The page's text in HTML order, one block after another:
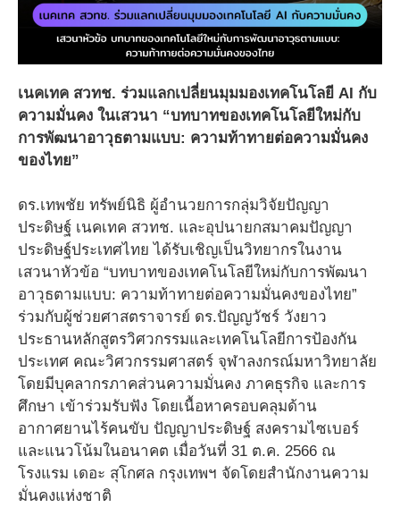
เนคเทค สวทช. ร่วมแลกเปลี่ยนมุมมองเทคโนโลยี AI กับ
ความมั่นคง ในเสวนา “บทบาทของเทคโนโลยีใหม่กับ
การพัฒนาอาวุธตามแบบ: ความท้าทายต่อความมั่นคง
ของไทย”
ดร.เทพชัย ทรัพย์นิธิ ผู้อำนวยการกลุ่มวิจัยปัญญา
ประดิษฐ์ เนคเทค สวทช. และอุปนายกสมาคมปัญญา
ประดิษฐ์ประเทศไทย ได้รับเชิญเป็นวิทยากรในงาน
เสวนาหัวข้อ “บทบาทของเทคโนโลยีใหม่กับการพัฒนา
อาวุธตามแบบ: ความท้าทายต่อความมั่นคงของไทย”
ร่วมกับผู้ช่วยศาสตราจารย์ ดร.ปัญญวัชร์ วังยาว
ประธานหลักสูตรวิศวกรรมและเทคโนโลยีการป้องกัน
ประเทศ คณะวิศวกรรมศาสตร์ จุฬาลงกรณ์มหาวิทยาลัย
โดยมีบุคลากรภาคส่วนความมั่นคง ภาคธุรกิจ และการ
ศึกษา เข้าร่วมรับฟัง โดยเนื้อหาครอบคลุมด้าน
อากาศยานไร้คนขับ ปัญญาประดิษฐ์ สงครามไซเบอร์
และแนวโน้มในอนาคต เมื่อวันที่ 31 ต.ค. 2566 ณ
โรงแรม เดอะ สุโกศล กรุงเทพฯ จัดโดยสำนักงานความ
มั่นคงแห่งชาติ